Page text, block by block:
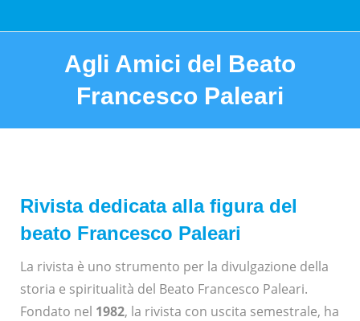
Agli Amici del Beato
Francesco Paleari
Rivista dedicata alla figura del
beato Francesco Paleari
La rivista è uno strumento per la divulgazione della
storia e spiritualità del Beato Francesco Paleari.
Fondato nel 1982, la rivista con uscita semestrale, ha